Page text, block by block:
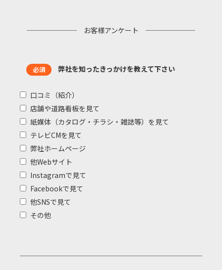
お客様アンケート
必須 弊社を知ったきっかけを教えて下さい
口コミ（紹介）
店舗や道路看板を見て
紙媒体（カタログ・チラシ・雑誌等）を見て
テレビCMを見て
弊社ホームページ
他Webサイト
Instagramで見て
Facebookで見て
他SNSで見て
その他